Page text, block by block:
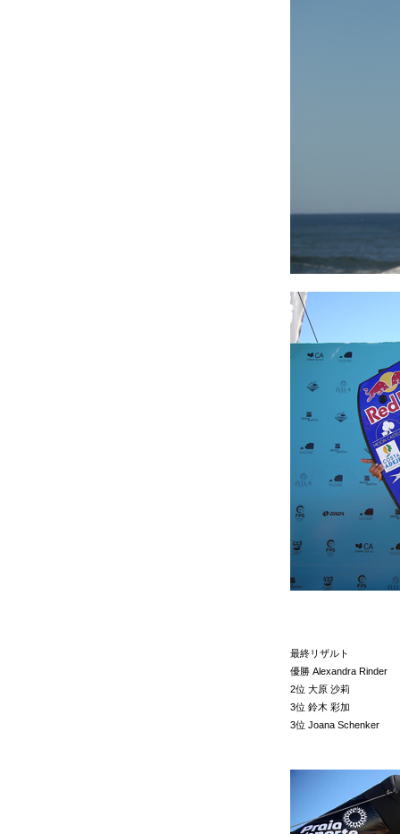
最終リザルト
優勝 Alexandra Rinder
2位 大原 沙莉
3位 鈴木 彩加
3位 Joana Schenker